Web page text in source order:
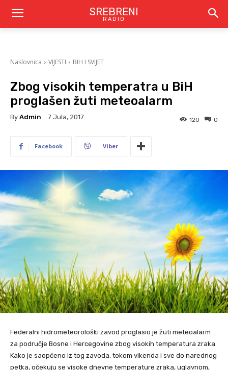
SREBRENI
RADIO
Naslovnica VIJESTI BIH I SVIJET
Zbog visokih temperatra u BiH
proglašen žuti meteoalarm
By Admin 7 Jula, 2017 0
120
Facebook Viber
Federalni hidrometeorološki zavod proglasio je žuti meteoalarm
za područje Bosne i Hercegovine zbog visokih temperatura zraka.
Kako je saopćeno iz tog zavoda, tokom vikenda i sve do narednog
petka, očekuju se visoke dnevne temperature zraka, uglavnom,